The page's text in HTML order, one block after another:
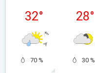
32°
70 %
28°
30 %